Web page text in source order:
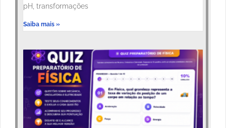
pH, transformações
Saiba mais »